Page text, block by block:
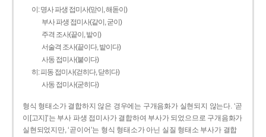
이: 명사 파생 접미사(맏이, 해돋이)
부사 파생 접미사(같이, 굳이)
주격 조사(끝이, 밭이)
서술격 조사(끝이다, 밭이다)
사동 접미사(붙이다)
히: 피동 접미사(걷히다, 닫히다)
사동 접미사(굳히다)
형식 형태소가 결합하지 않은 경우에는 구개음화가 실현되지 않는다. ‘곧
이[고지]’는 부사 파생 접미사가 결합하여 부사가 되었으므로 구개음화가
실현되었지만, ‘곧이어’는 형식 형태소가 아닌 실질 형태소 부사가 결합